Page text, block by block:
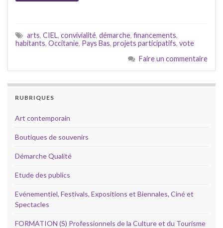
arts, CIEL, convivialité, démarche, financements,
habitants, Occitanie, Pays Bas, projets participatifs, vote
Faire un commentaire
RUBRIQUES
Art contemporain
Boutiques de souvenirs
Démarche Qualité
Etude des publics
Evénementiel, Festivals, Expositions et Biennales, Ciné et
Spectacles
FORMATION (S) Professionnels de la Culture et du Tourisme